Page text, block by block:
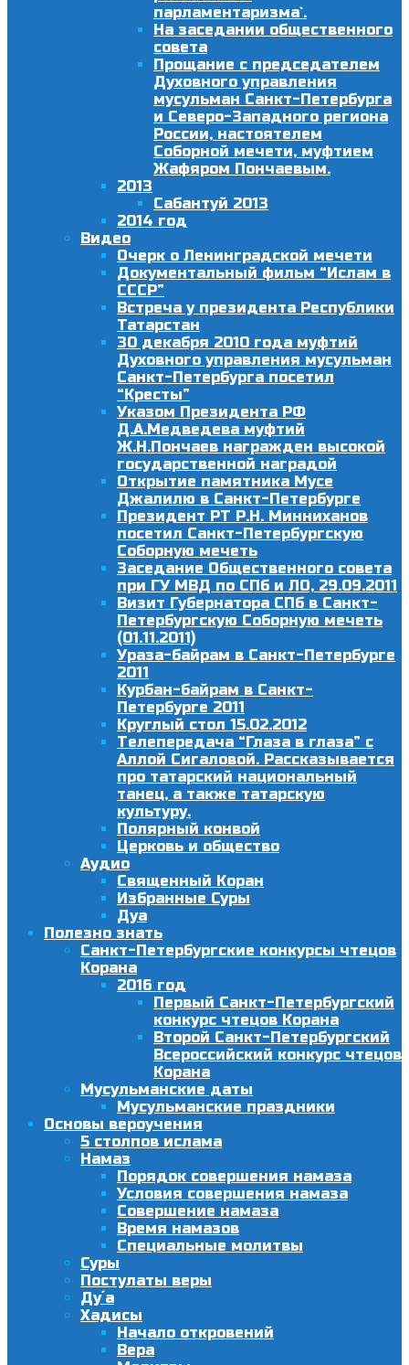
парламентаризма`.
На заседании общественного
совета
Прощание с председателем
Духовного управления
мусульман Санкт-Петербурга
и Северо-Западного региона
России, настоятелем
Соборной мечети, муфтием
Жафяром Пончаевым.
2013
Сабантуй 2013
2014 год
Видео
Очерк о Ленинградской мечети
Документальный фильм “Ислам в
СССР”
Встреча у президента Республики
Татарстан
30 декабря 2010 года муфтий
Духовного управления мусульман
Санкт-Петербурга посетил
“Кресты”
Указом Президента РФ
Д.А.Медведева муфтий
Ж.Н.Пончаев награжден высокой
государственной наградой
Открытие памятника Мусе
Джалилю в Санкт-Петербурге
Президент РТ Р.Н. Минниханов
посетил Санкт-Петербургскую
Соборную мечеть
Заседание Общественного совета
при ГУ МВД по СПб и ЛО, 29.09.2011
Визит Губернатора СПб в Санкт-
Петербургскую Соборную мечеть
(01.11.2011)
Ураза-байрам в Санкт-Петербурге
2011
Курбан-байрам в Санкт-
Петербурге 2011
Круглый стол 15.02.2012
Телепередача “Глаза в глаза” с
Аллой Сигаловой. Рассказывается
про татарский национальный
танец, а также татарскую
культуру.
Полярный конвой
Церковь и общество
Аудио
Священный Коран
Избранные Суры
Дуа
Полезно знать
Санкт-Петербургские конкурсы чтецов
Корана
2016 год
Первый Санкт-Петербургский
конкурс чтецов Корана
Второй Санкт-Петербургский
Всероссийский конкурс чтецов
Корана
Мусульманские даты
Мусульманские праздники
Основы вероучения
5 столпов ислама
Намаз
Порядок совершения намаза
Условия совершения намаза
Совершение намаза
Время намазов
Специальные молитвы
Суры
Постулаты веры
Ду´а
Хадисы
Начало откровений
Вера